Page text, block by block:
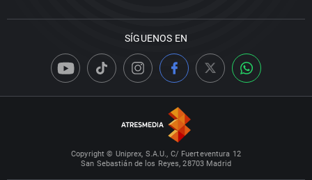
SÍGUENOS EN
Copyright © Uniprex, S.A.U., C/ Fuerteventura 12
San Sebastián de los Reyes, 28703 Madrid